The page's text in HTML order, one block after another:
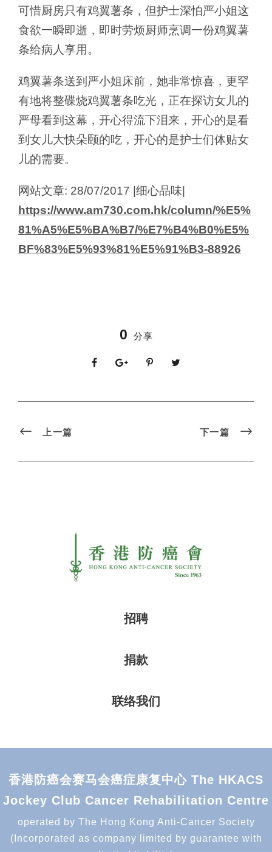
可惜厨房只有鸡翼薯条，但护士深怕严小姐这
食欲一瞬即逝，即时劳烦厨师烹调一份鸡翼薯
条给病人享用。
鸡翼薯条送到严小姐床前，她非常惊喜，更罕
有地将整碟烧鸡翼薯条吃光，正在探访女儿的
严母看到这幕，开心得流下泪来，开心的是看
到女儿大快朵颐的吃，开心的是护士们体贴女
儿的需要。
网站文章: 28/07/2017 |细心品味|
https://www.am730.com.hk/column/%E5%
81%A5%E5%BA%B7/%E7%B4%B0%E5%
BF%83%E5%93%81%E5%91%B3-88926
0 分享
上一篇 下一篇
招聘
捐款
联络我们
香港防癌会赛马会癌症康复中心 The HKACS
Jockey Club Cancer Rehabilitation Centre
operated by The Hong Kong Anti-Cancer Society
(Incorporated as company limited by guarantee with